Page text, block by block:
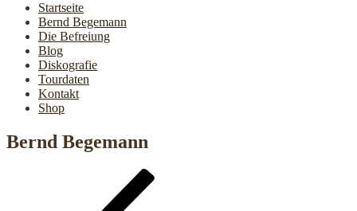
Startseite
Bernd Begemann
Die Befreiung
Blog
Diskografie
Tourdaten
Kontakt
Shop
Bernd Begemann
Beitragsnavigation